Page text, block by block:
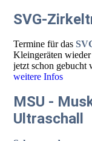
SVG-
Termine für das
Kleingeräten
jetzt schon gebucht
weitere Infos
MSU -
Ultraschall